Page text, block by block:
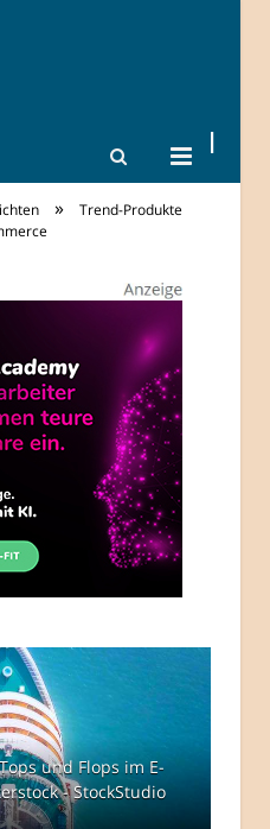
Living
in
»
Trend-Produkte
und Flops im E-
- StockStudio